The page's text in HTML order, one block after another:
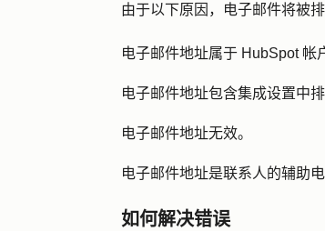
由于以下原因，电子邮件将被
电子邮件地址属于 HubSpot 帐
电子邮件地址包含集成设置中排
电子邮件地址无效。
电子邮件地址是联系人的辅助电
如何解决错误